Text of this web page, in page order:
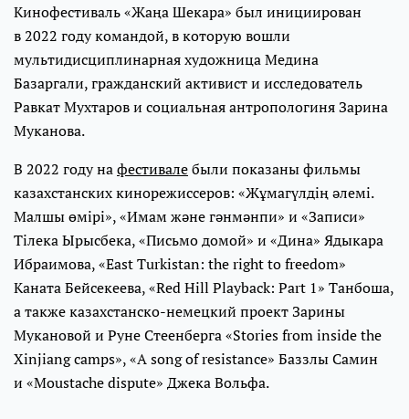
Кинофестиваль «Жаңа Шекара» был инициирован
в 2022 году командой, в которую вошли
мультидисциплинарная художница Медина
Базаргали, гражданский активист и исследователь
Равкат Мухтаров и социальная антропологиня Зарина
Муканова.
В 2022 году нафестивалебыли показаны фильмы
казахстанских кинорежиссеров: «Жұмагүлдің әлемі.
Малшы өмірі», «Имам және гәнмәнпи» и «Записи»
Тілека Ырысбека, «Письмо домой» и «Дина» Ядыкара
Ибраимова, «East Turkistan: the right to freedom»
Каната Бейсекеева, «Red Hill Playback: Part 1» Танбоша,
а также казахстанско-немецкий проект Зарины
Мукановой и Руне Стеенберга «Stories from inside the
Xinjiang camps», «A song of resistance» Баззлы Самин
и «Moustache dispute» Джека Вольфа.